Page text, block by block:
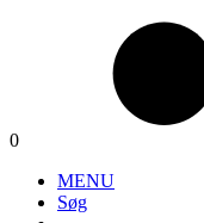
0
MENU
Søg